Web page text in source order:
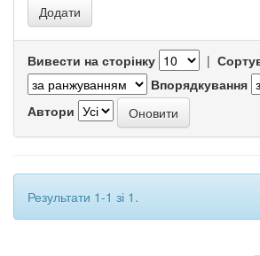
Вивести на сторінку |
Впорядкування
Автори
Результати 1-1 зі 1.